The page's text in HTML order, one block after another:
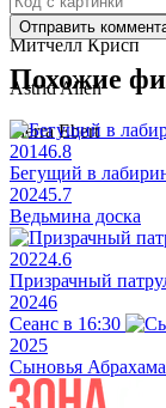
Митчелл Крисп
Astrid Allen
Sierra Ebert
Отправить
Похожие
20146.8
Бегущий в
20245.7
Ведьмина доска
20224.6
Призрачный
20246
Сеанс в 16:30
2025
Сыновья